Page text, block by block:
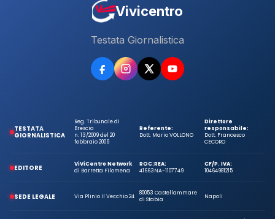
Vivicentro
Testata Giornalistica
TESTATA
GIORNALISTICA
Reg. Tribunale di
Brescia
n. 13/2009 del 20
febbraio 2009
Referente:
Dott. Mario VOLLONO
Direttore
responsabile:
Dott. Francesco
CECORO
EDITORE
ViViCentro Network
di Barretta Filomena
ROC:
41663
REA:
NA-1107749
CF/P. IVA:
10464981215
SEDE LEGALE Via Plinio Il Vecchio 24
80053 Castellammare
di Stabia
Napoli